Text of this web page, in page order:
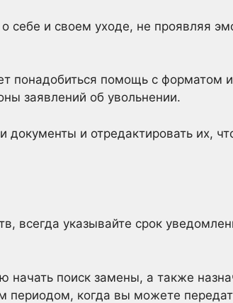
себе и своем уходе, не проявляя
понадобиться помощь с форматом
заявлений об увольнении.
документы и отредактировать их,
всегда указывайте срок
начать поиск замены, а также
когда вы можете